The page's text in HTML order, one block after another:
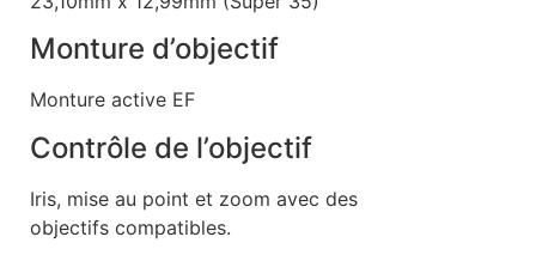
Monture d’objectif
Monture active EF
Contrôle de l’objectif
Iris, mise au point et zoom avec des
objectifs compatibles.